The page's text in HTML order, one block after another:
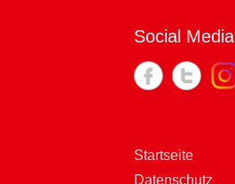
Social Media
Startseite
Datenschutz